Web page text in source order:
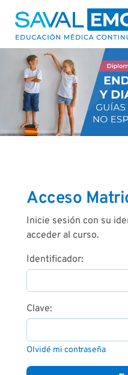
Acceso
Inicie sesión con su
acceder al curso.
Identificador:
Clave:
Olvidé mi contraseña